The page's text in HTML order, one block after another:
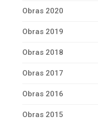
Obras 2020
Obras 2019
Obras 2018
Obras 2017
Obras 2016
Obras 2015